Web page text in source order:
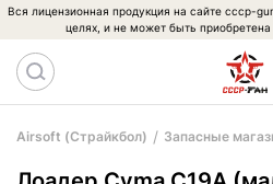
Вся лицензионная продукция на сайте cccp-
целях, и не может быть
Airsoft (Страйкбол) Запасные